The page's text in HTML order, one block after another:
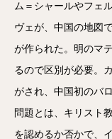
ム＝シャールやフェ
ヴェが、中国の地図
が作られた。明のマ
るので区別が必要。
がされ、中国初のバ
問題とは、キリスト
を認めるか否かで、